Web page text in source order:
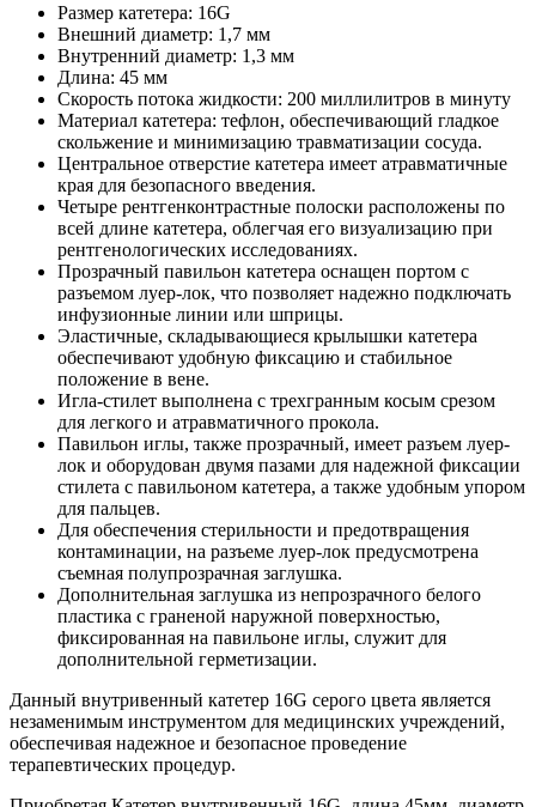
Размер катетера: 16G
Внешний диаметр: 1,7 мм
Внутренний диаметр: 1,3 мм
Длина: 45 мм
Скорость потока жидкости: 200 миллилитров в минуту
Материал катетера: тефлон, обеспечивающий гладкое
скольжение и минимизацию травматизации сосуда.
Центральное отверстие катетера имеет атравматичные
края для безопасного введения.
Четыре рентгенконтрастные полоски расположены по
всей длине катетера, облегчая его визуализацию при
рентгенологических исследованиях.
Прозрачный павильон катетера оснащен портом с
разъемом луер-лок, что позволяет надежно подключать
инфузионные линии или шприцы.
Эластичные, складывающиеся крылышки катетера
обеспечивают удобную фиксацию и стабильное
положение в вене.
Игла-стилет выполнена с трехгранным косым срезом
для легкого и атравматичного прокола.
Павильон иглы, также прозрачный, имеет разъем луер-
лок и оборудован двумя пазами для надежной фиксации
стилета с павильоном катетера, а также удобным упором
для пальцев.
Для обеспечения стерильности и предотвращения
контаминации, на разъеме луер-лок предусмотрена
съемная полупрозрачная заглушка.
Дополнительная заглушка из непрозрачного белого
пластика с граненой наружной поверхностью,
фиксированная на павильоне иглы, служит для
дополнительной герметизации.
Данный внутривенный катетер 16G серого цвета является
незаменимым инструментом для медицинских учреждений,
обеспечивая надежное и безопасное проведение
терапевтических процедур.